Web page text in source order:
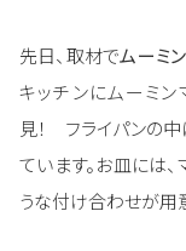
先日、取材でムーミ
キッチンにムーミ
見！ フライパンの中
ています。お皿には
うな付け合わせが用